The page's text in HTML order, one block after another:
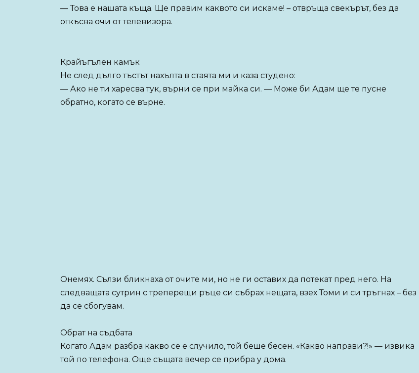
— Това е нашата къща. Ще правим каквото си искаме! – отвръща свекърът, без да
откъсва очи от телевизора.
Крайъгълен камък
Не след дълго тъстът нахълта в стаята ми и каза студено:
— Ако не ти харесва тук, върни се при майка си. — Може би Адам ще те пусне
обратно, когато се върне.
Онемях. Сълзи бликнаха от очите ми, но не ги оставих да потекат пред него. На
следващата сутрин с треперещи ръце си събрах нещата, взех Томи и си тръгнах – без
да се сбогувам.
Обрат на съдбата
Когато Адам разбра какво се е случило, той беше бесен. «Какво направи?!» — извика
той по телефона. Още същата вечер се прибра у дома.